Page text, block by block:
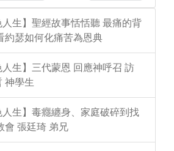
生】聖經故事恬恬聽 最痛的背
約瑟如何化痛苦為恩典
生】三代蒙恩 回應神呼召 訪
神學生
生】毒癮纏身、家庭破碎到找
會 張廷琦 弟兄